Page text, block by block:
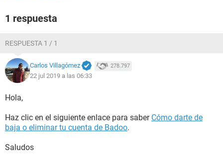
1 respuesta
RESPUESTA 1 / 1
Carlos Villagómez 278.797
22 jul 2019 a las 06:33
Hola,
Haz clic en el siguiente enlace para saber Cómo darte de
baja o eliminar tu cuenta de Badoo.
Saludos